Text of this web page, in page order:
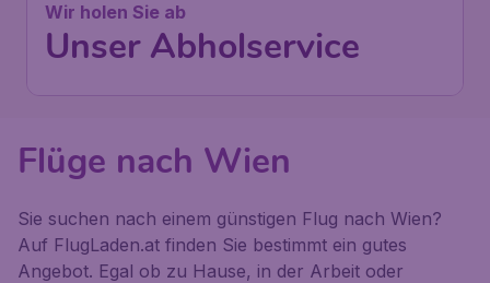
Wir holen Sie ab
Unser Abholservice
Flüge nach Wien
Sie suchen nach einem günstigen Flug nach Wien?
Auf FlugLaden.at finden Sie bestimmt ein gutes
Angebot. Egal ob zu Hause, in der Arbeit oder